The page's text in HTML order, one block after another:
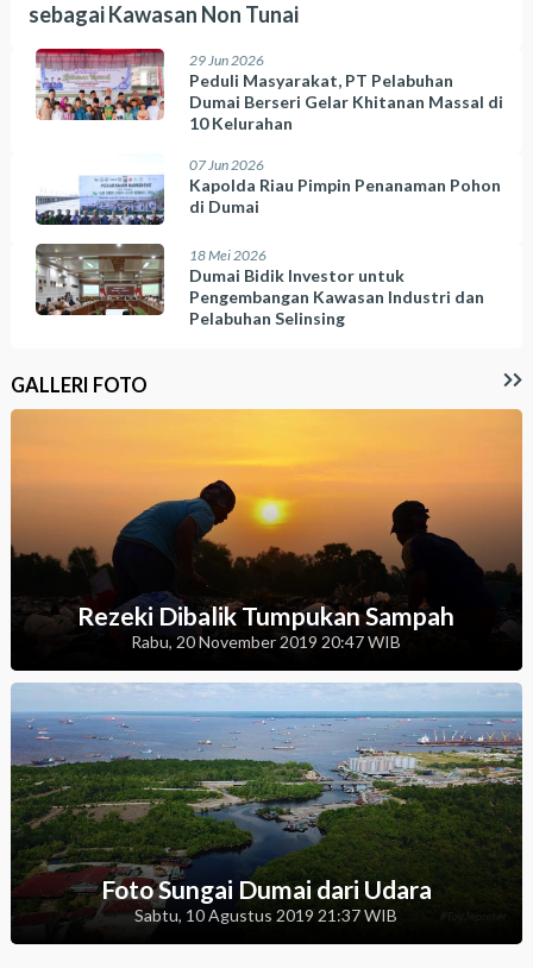
sebagai Kawasan Non Tunai
29 Jun 2026
Peduli Masyarakat, PT Pelabuhan
Dumai Berseri Gelar Khitanan Massal di
10 Kelurahan
07 Jun 2026
Kapolda Riau Pimpin Penanaman Pohon
di Dumai
18 Mei 2026
Dumai Bidik Investor untuk
Pengembangan Kawasan Industri dan
Pelabuhan Selinsing
GALLERI FOTO
Rezeki Dibalik Tumpukan Sampah
Rabu, 20 November 2019 20:47 WIB
Foto Sungai Dumai dari Udara
Sabtu, 10 Agustus 2019 21:37 WIB